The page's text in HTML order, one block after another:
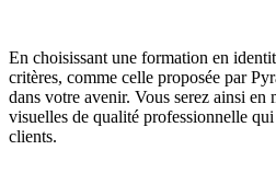
En choisissant une formation en
critères, comme celle proposée par
dans votre avenir. Vous serez ainsi en
visuelles de qualité professionnelle
clients.